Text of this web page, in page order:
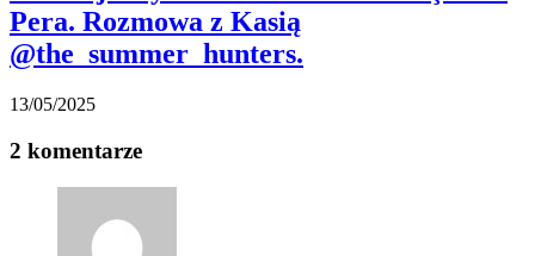
Pera. Rozmowa z Kasią
@the_summer_hunters.
13/05/2025
2 komentarze